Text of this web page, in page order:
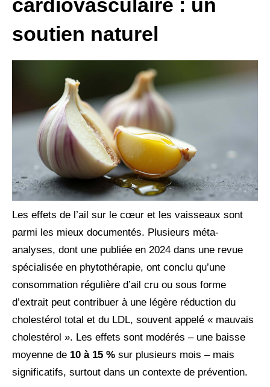
cardiovasculaire : un
soutien naturel
Les effets de l’ail sur le cœur et les vaisseaux sont
parmi les mieux documentés. Plusieurs méta-
analyses, dont une publiée en 2024 dans une revue
spécialisée en phytothérapie, ont conclu qu’une
consommation régulière d’ail cru ou sous forme
d’extrait peut contribuer à une légère réduction du
cholestérol total et du LDL, souvent appelé « mauvais
cholestérol ». Les effets sont modérés – une baisse
moyenne de 10 à 15 % sur plusieurs mois – mais
significatifs, surtout dans un contexte de prévention.